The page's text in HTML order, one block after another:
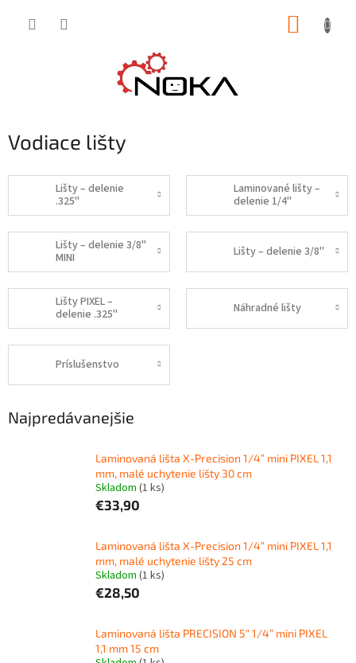
Vodiace lišty
Lišty – delenie
.325"
Laminované lišty –
delenie 1/4"
Lišty – delenie 3/8"
MINI
Lišty – delenie 3/8"
Lišty PIXEL –
delenie .325"
Náhradné lišty
Príslušenstvo
Najpredávanejšie
Laminovaná lišta X-Precision 1/4” mini PIXEL 1,1
mm, malé uchytenie lišty 30 cm
Skladom (1 ks)
€33,90
Laminovaná lišta X-Precision 1/4” mini PIXEL 1,1
mm, malé uchytenie lišty 25 cm
Skladom (1 ks)
€28,50
Laminovaná lišta PRECISION 5" 1/4” mini PIXEL
1,1 mm 15 cm